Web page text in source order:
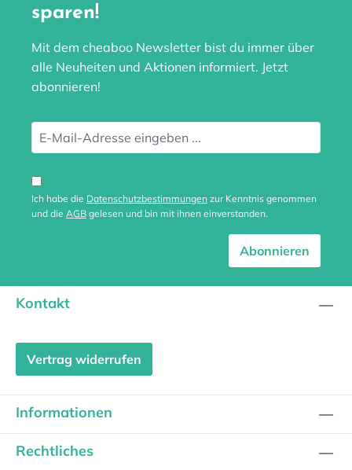
sparen!
Mit dem cheaboo Newsletter bist du immer über
alle Neuheiten und Aktionen informiert. Jetzt
abonnieren!
Ich habe die Datenschutzbestimmungen zur Kenntnis genommen
und die AGB gelesen und bin mit ihnen einverstanden.
Abonnieren
Kontakt
Vertrag widerrufen
Informationen
Rechtliches